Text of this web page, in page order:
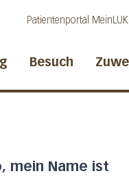
Patientenportal
Besuch
mein Name ist